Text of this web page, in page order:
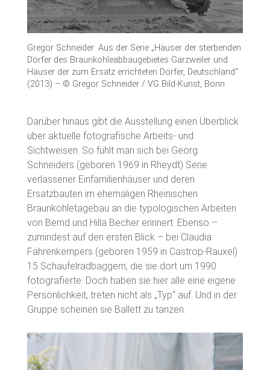
Gregor Schneider: Aus der Serie „Häuser der sterbenden
Dörfer des Braunkohleabbaugebietes Garzweiler und
Häuser der zum Ersatz errichteten Dörfer, Deutschland“
(2013) – © Gregor Schneider / VG Bild-Kunst, Bonn
Darüber hinaus gibt die Ausstellung einen Überblick
über aktuelle fotografische Arbeits- und
Sichtweisen. So fühlt man sich bei Georg
Schneiders (geboren 1969 in Rheydt) Serie
verlassener Einfamilienhäuser und deren
Ersatzbauten im ehemaligen Rheinischen
Braunkohletagebau an die typologischen Arbeiten
von Bernd und Hilla Becher erinnert. Ebenso –
zumindest auf den ersten Blick – bei Claudia
Fährenkempers (geboren 1959 in Castrop-Rauxel)
15 Schaufelradbaggern, die sie dort um 1990
fotografierte. Doch haben sie hier alle eine eigene
Persönlichkeit, treten nicht als „Typ“ auf. Und in der
Gruppe scheinen sie Ballett zu tanzen.